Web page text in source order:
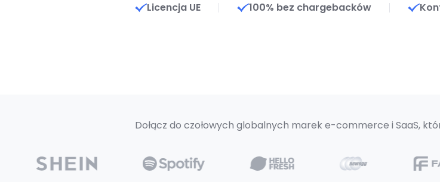
Licencja UE 100% bez chargebacków
Dołącz do czołowych globalnych marek e-commerce i SaaS,